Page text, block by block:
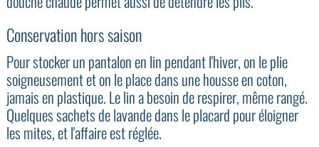
Conservation hors saison
Pour stocker un pantalon en lin pendant l'hiver, on le plie
soigneusement et on le place dans une housse en coton,
jamais en plastique. Le lin a besoin de respirer, même rangé.
Quelques sachets de lavande dans le placard pour éloigner
les mites, et l'affaire est réglée.